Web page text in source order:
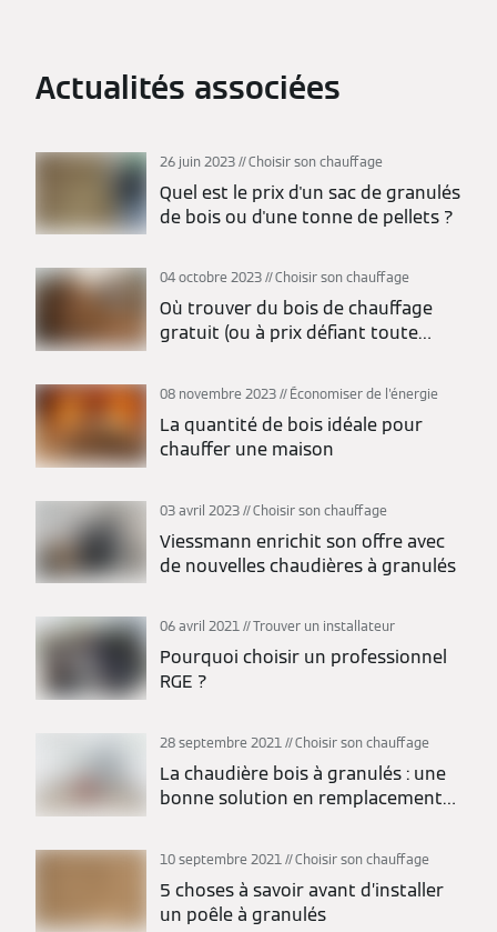
Actualités associées
26 juin 2023 Choisir son chauffage
Quel est le prix d'un sac de granulés
de bois ou d'une tonne de pellets ?
04 octobre 2023 Choisir son chauffage
Où trouver du bois de chauffage
gratuit (ou à prix défiant toute
08 novembre 2023 Économiser de l'énergie
La quantité de bois idéale pour
chauffer une maison
03 avril 2023 Choisir son chauffage
Viessmann enrichit son offre avec
de nouvelles chaudières à granulés
06 avril 2021 Trouver un installateur
Pourquoi choisir un professionnel
RGE ?
28 septembre 2021 Choisir son chauffage
La chaudière bois à granulés : une
bonne solution en remplacement
10 septembre 2021 Choisir son chauffage
5 choses à savoir avant d’installer
un poêle à granulés